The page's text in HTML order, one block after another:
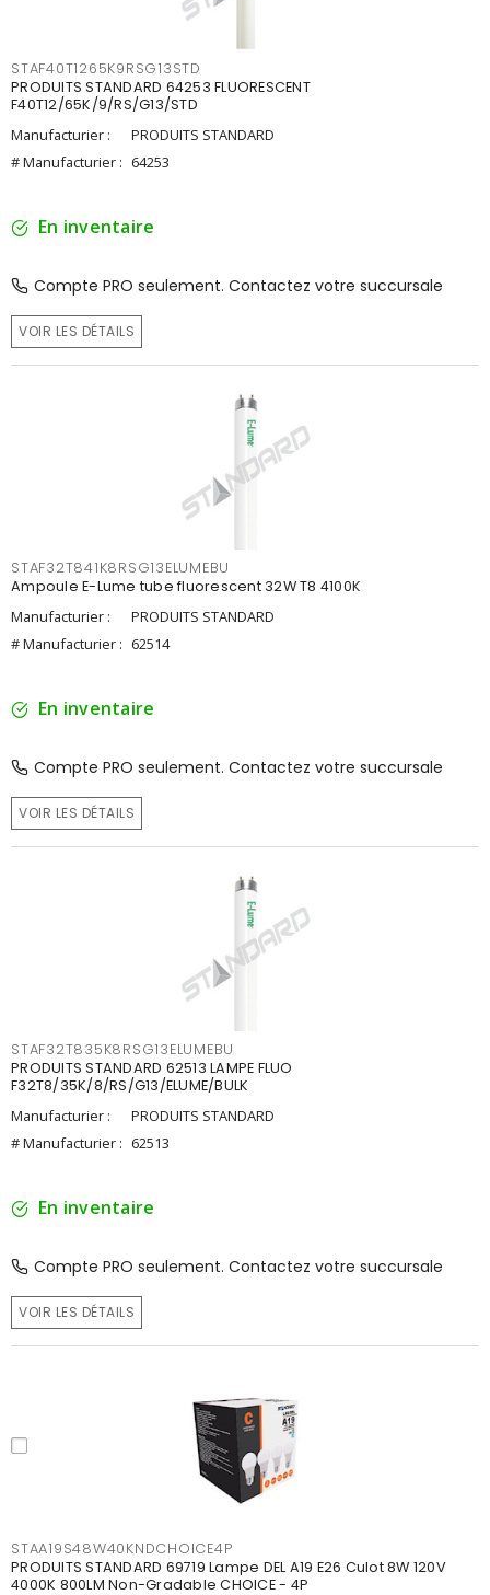
STAF40T1265K9RSG13STD
PRODUITS STANDARD 64253 FLUORESCENT
F40T12/65K/9/RS/G13/STD
Manufacturier :
PRODUITS STANDARD
# Manufacturier : 64253
En inventaire
Compte PRO seulement. Contactez votre succursale
VOIR LES DÉTAILS
STAF32T841K8RSG13ELUMEBU
Ampoule E-Lume tube fluorescent 32W T8 4100K
Manufacturier :
PRODUITS STANDARD
# Manufacturier : 62514
En inventaire
Compte PRO seulement. Contactez votre succursale
VOIR LES DÉTAILS
STAF32T835K8RSG13ELUMEBU
PRODUITS STANDARD 62513 LAMPE FLUO
F32T8/35K/8/RS/G13/ELUME/BULK
Manufacturier :
PRODUITS STANDARD
# Manufacturier : 62513
En inventaire
Compte PRO seulement. Contactez votre succursale
VOIR LES DÉTAILS
STAA19S48W40KNDCHOICE4P
PRODUITS STANDARD 69719 Lampe DEL A19 E26 Culot 8W 120V
4000K 800LM Non-Gradable CHOICE - 4P